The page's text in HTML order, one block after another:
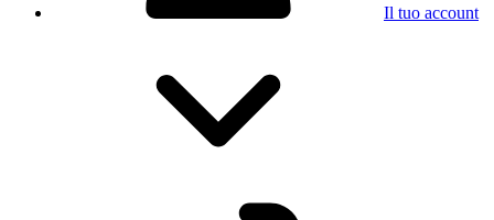
Il tuo account